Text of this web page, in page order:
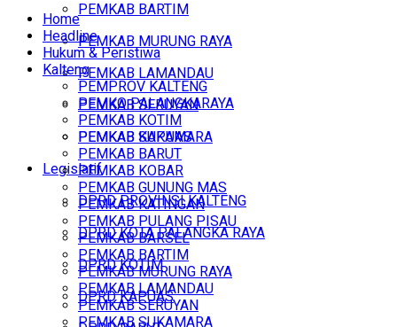
PEMKAB BARTIM
PEMKAB MURUNG RAYA
PEMKAB LAMANDAU
PEMKAB SERUYAN
PEMKAB SUKAMARA
Legislatif
DPRD PROVINSI KALTENG
DPRD KOTA PALANGKA RAYA
DPRD KOTIM
DPRD KAPUAS
Home
Headline
Hukum & Peristiwa
Kalteng
PEMPROV KALTENG
PEMKO PALANGKARAYA
PEMKAB KOTIM
PEMKAB KAPUAS
PEMKAB BARUT
PEMKAB KOBAR
PEMKAB GUNUNG MAS
PEMKAB KATINGAN
PEMKAB PULANG PISAU
PEMKAB BARSEL
PEMKAB BARTIM
PEMKAB MURUNG RAYA
PEMKAB LAMANDAU
PEMKAB SERUYAN
PEMKAB SUKAMARA